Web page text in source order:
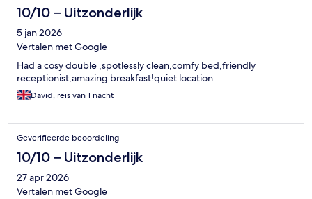
10/10 – Uitzonderlijk
5 jan 2026
Vertalen met Google
Had a cosy double ,spotlessly clean,comfy bed,friendly
receptionist,amazing breakfast!quiet location
David, reis van 1 nacht
Geverifieerde beoordeling
10/10 – Uitzonderlijk
27 apr 2026
Vertalen met Google